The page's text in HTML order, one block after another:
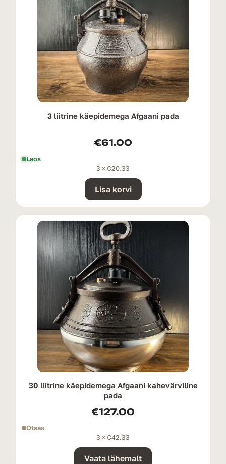
3 liitrine käepidemega Afgaani pada
€61.00
Laos
3 × €20.33
Lisa korvi
30 liitrine käepidemega Afgaani kahevärviline
pada
€127.00
Otsas
3 × €42.33
Vaata lähemalt